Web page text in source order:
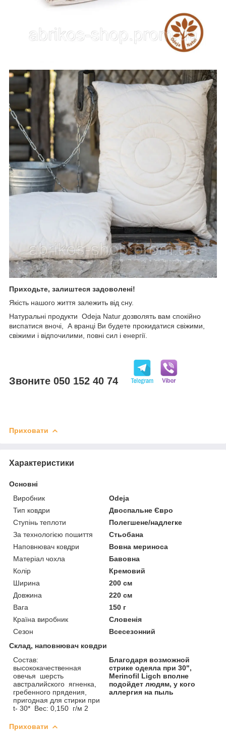
Приходьте, залиштеся задоволені!
Якість нашого життя залежить від сну.
Натуральні продукти Odeja Natur дозволять вам спокійно
виспатися вночі, А вранці Ви будете прокидатися свіжими,
свіжими і відпочилими, повні сил і енергії.
Звоните 050 152 40 74
Приховати
Характеристики
Основні
Виробник
Odeja
Тип ковдри
Двоспальне Євро
Ступінь теплоти
Полегшене/надлегке
За технологією пошиття
Стьобана
Наповнювач ковдри
Вовна мериноса
Матеріал чохла
Бавовна
Колір
Кремовий
Ширина
200 см
Довжина
220 см
Вага
150 г
Країна виробник
Словенія
Сезон
Всесезонний
Склад, наповнювач ковдри
Состав:
высококачественная
овечья шерсть
австралийского ягненка,
гребенного прядения,
пригодная для стирки при
t- 30* Вес: 0,150 г/м 2
Благодаря возможной
стрике одеяла при 30",
Merinofil Ligch вполне
подойдет людям, у кого
аллергия на пыль
Приховати